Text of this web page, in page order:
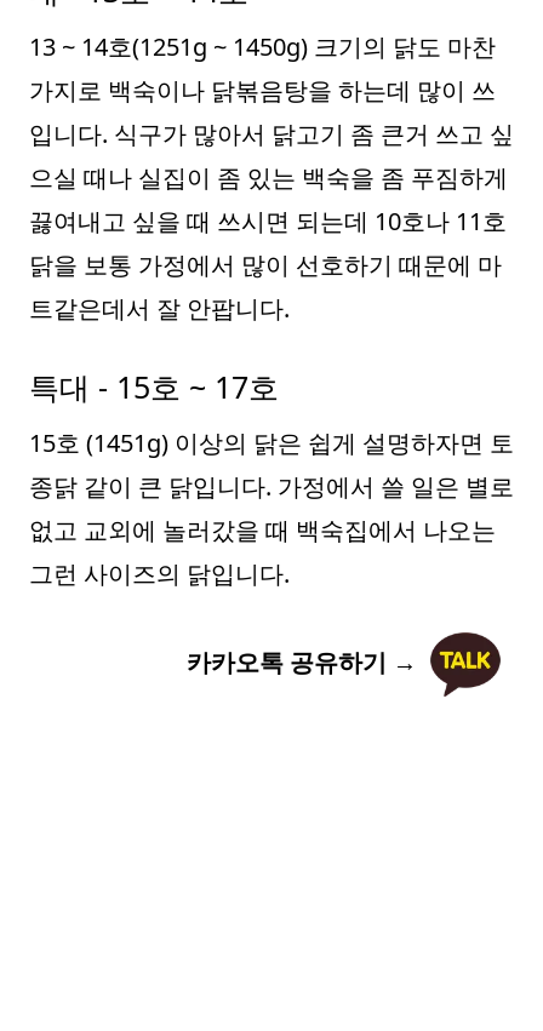
13 ~ 14호(1251g ~ 1450g) 크기의 닭도 마찬
가지로 백숙이나 닭볶음탕을 하는데 많이 쓰
입니다. 식구가 많아서 닭고기 좀 큰거 쓰고 싶
으실 때나 실집이 좀 있는 백숙을 좀 푸짐하게
끓여내고 싶을 때 쓰시면 되는데 10호나 11호
닭을 보통 가정에서 많이 선호하기 때문에 마
트같은데서 잘 안팝니다.
특대 - 15호 ~ 17호
15호 (1451g) 이상의 닭은 쉽게 설명하자면 토
종닭 같이 큰 닭입니다. 가정에서 쓸 일은 별로
없고 교외에 놀러갔을 때 백숙집에서 나오는
그런 사이즈의 닭입니다.
카카오톡 공유하기 →